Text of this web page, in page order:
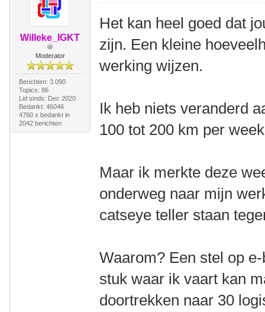
Willeke_IGKT
Moderator
Berichten: 3.090
Topics: 86
Lid sinds: Dec 2020
Bedankt: 46046
4760 x bedankt in
2042 berichten
Het kan heel goed dat
zijn. Een kleine
werking wijzen.
Ik heb niets veranderd
100 tot 200 km per
Maar ik merkte deze
onderweg naar mijn
catseye teller staan
Waarom? Een stel op
stuk waar ik vaart kan
doortrekken naar 30